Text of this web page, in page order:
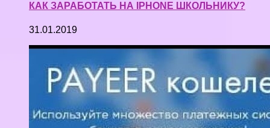
КАК ЗАРАБОТАТЬ НА IPHONE ШКОЛЬНИКУ?
31.01.2019